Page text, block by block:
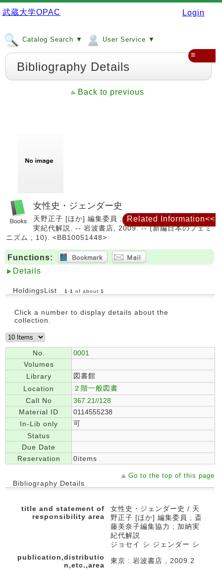
武蔵大学OPAC Login
Catalog Search ▼ User Service ▼
≡
Bibliography Details
Back to previous
女性史・ジェンダー史
天野正子 [ほか] 編集委員 ; 斎藤美奈子編集協力 ; 加納
実紀代解説. -- 岩波書店, 2009. -- (新編日本のフェミ
ニズム ; 10). <BB10051448>
Functions:
Details
HoldingsList 1 -1 of about 1
Click a number to display details about the
collection.
No.
0001
Volumes
Library
図書館
Location
２階一般図書
Call No
367.21//128
Material ID
0114555238
In-Lib only
可
Status
Due Date
Reservation
0items
Go to the top of this page
Bibliography Details
title and statement of
responsibility area
女性史・ジェンダー史 / 天
野正子 [ほか] 編集委員 ; 斎
藤美奈子編集協力 ; 加納実
紀代解説
ジョセイ シ ジェンダー シ
publication,distributio
n,etc.,area
東京 : 岩波書店 , 2009.2
Related Information<<